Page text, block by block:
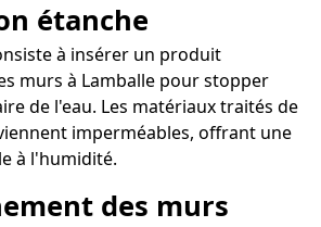
étanche
à insérer un produit
murs à Lamballe pour stopper
de l'eau. Les matériaux traités de
imperméables, offrant une
à l'humidité.
des murs